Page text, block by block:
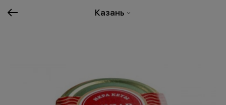
Казань